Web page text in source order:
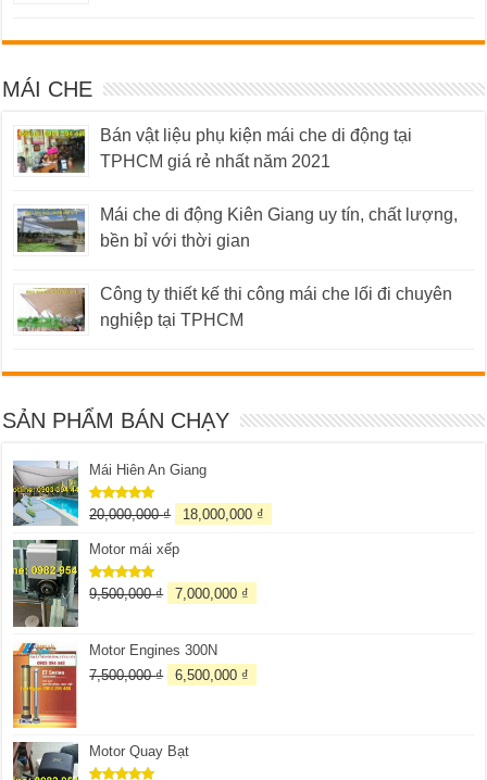
MÁI CHE
Bán vật liệu phụ kiện mái che di động tại
TPHCM giá rẻ nhất năm 2021
Mái che di động Kiên Giang uy tín, chất lượng,
bền bỉ với thời gian
Công ty thiết kế thi công mái che lối đi chuyên
nghiệp tại TPHCM
SẢN PHẨM BÁN CHẠY
Mái Hiên An Giang
Được xếp
5 sao
20,000,000₫ 18,000,000 ₫
Motor mái xếp
Được xếp
9,500,000₫ 7,000,000 ₫
Motor Engines 300N
7,500,000₫ 6,500,000 ₫
Motor Quay Bạt